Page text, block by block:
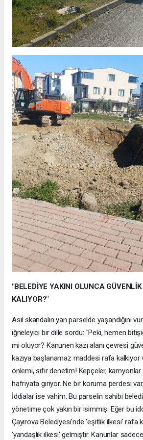
"BELEDİYE YAKINI OLUNCA GÜVENLİK
KALIYOR?"
Asıl skandalın yan parselde yaşandığını
iğneleyici bir dille sordu: "Peki, hemen
mi oluyor? Kanunen kazı alanı çevresi
kazıya başlanamaz maddesi rafa kalkıyor
önlemi, sıfır denetim! Kepçeler, kamyonlar
hafriyata giriyor. Ne bir koruma perdesi var,
İddialar ise vahim: Bu parselin sahibi
yönetime çok yakın bir isimmiş. Eğer bu
Çayırova Belediyesi'nde 'eşitlik ilkesi' rafa
'yandaşlık ilkesi' gelmiştir. Kanunlar